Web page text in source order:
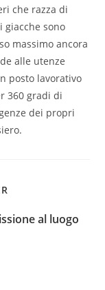
che razza di
giacche sono
massimo ancora
alle utenze
posto lavorativo
360 gradi di
dei propri
al luogo